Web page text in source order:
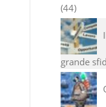
44
grande